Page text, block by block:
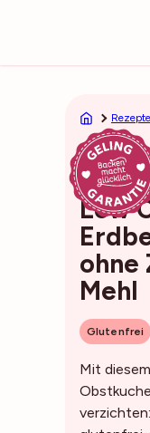
Rezepte
45min
Low
ohne
Mehl
Glutenfrei
Mit